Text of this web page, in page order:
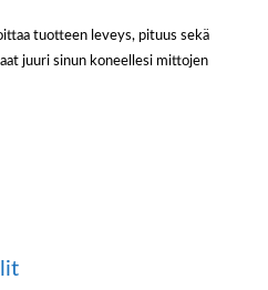
tuotteen leveys, pituus sekä
juuri sinun koneellesi mittojen